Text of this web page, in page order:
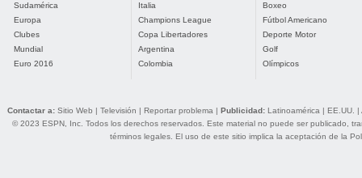
Sudamérica
Europa
Clubes
Mundial
Euro 2016
Italia
Champions League
Copa Libertadores
Argentina
Colombia
Boxeo
Fútbol Americano
Deporte Motor
Golf
Olímpicos
Contactar a: Sitio Web | Televisión | Reportar problema | Publicidad: Latinoamérica | EE.UU. |
© 2023 ESPN, Inc. Todos los derechos reservados. Este material no puede ser publicado,
términos legales. El uso de este sitio implica la aceptación de la